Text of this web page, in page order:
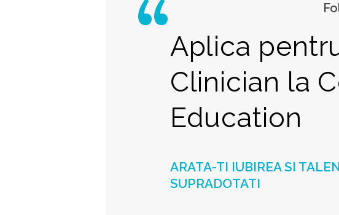
Aplica
Clinician la
Education
ARATA-TI IUBIREA SI
SUPRADOTATI